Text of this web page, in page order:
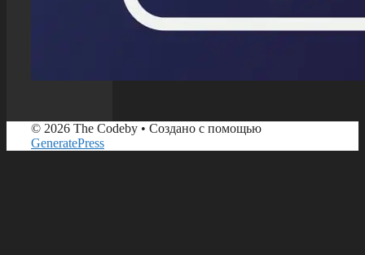
© 2026 The Codeby • Создано с помощью
GeneratePress